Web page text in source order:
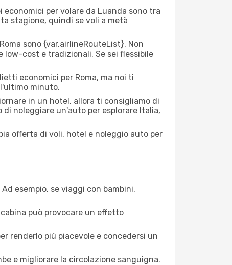
per volare da Luanda sono tra
stagione, quindi se voli a metà
sono {​var.airlineRouteList}. Non
low-cost e tradizionali. Se sei flessibile
economici per Roma, ma noi ti
minuto.
in un hotel, allora ti consigliamo di
noleggiare un'auto per esplorare Italia,
offerta di voli, hotel e noleggio auto per
esempio, se viaggi con bambini,
può provocare un effetto
renderlo piú piacevole e concedersi un
e migliorare la circolazione sanguigna.